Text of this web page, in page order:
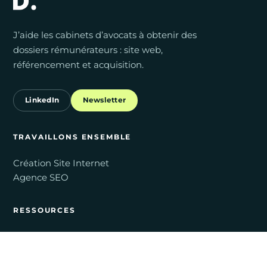
J’aide les cabinets d’avocats à obtenir des
dossiers rémunérateurs : site web,
référencement et acquisition.
LinkedIn Newsletter
TRAVAILLONS ENSEMBLE
Création Site Internet
Agence SEO
RESSOURCES